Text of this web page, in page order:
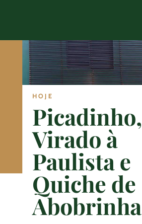
HOJE
Picadinho,
Virado à
Paulista e
Quiche de
Abobrinha